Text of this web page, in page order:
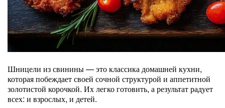
Шницели из свинины — это классика домашней кухни,
которая побеждает своей сочной структурой и аппетитной
золотистой корочкой. Их легко готовить, а результат радует
всех: и взрослых, и детей.